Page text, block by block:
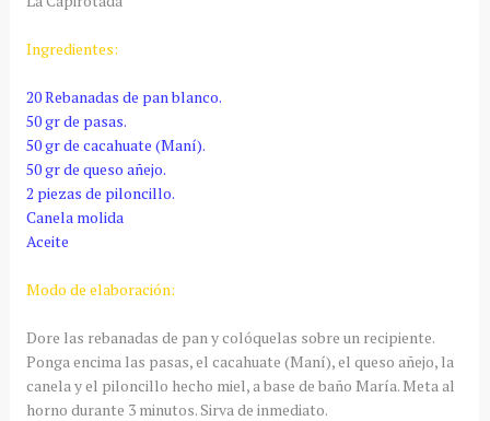
Ingredientes:
20 Rebanadas de pan blanco.
50 gr de pasas.
50 gr de cacahuate (Maní).
50 gr de queso añejo.
2 piezas de piloncillo.
Canela molida
Aceite
Modo de elaboración:
Dore las rebanadas de pan y colóquelas sobre un recipiente.
Ponga encima las pasas, el cacahuate (Maní), el queso añejo, la
canela y el piloncillo hecho miel, a base de baño María. Meta al
horno durante 3 minutos. Sirva de inmediato.